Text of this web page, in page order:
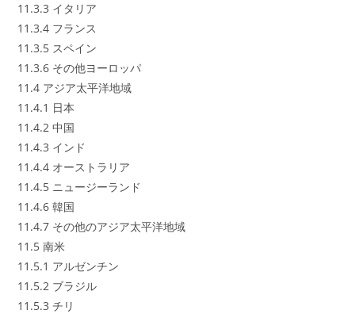
11.3.3 イタリア
11.3.4 フランス
11.3.5 スペイン
11.3.6 その他ヨーロッパ
11.4 アジア太平洋地域
11.4.1 日本
11.4.2 中国
11.4.3 インド
11.4.4 オーストラリア
11.4.5 ニュージーランド
11.4.6 韓国
11.4.7 その他のアジア太平洋地域
11.5 南米
11.5.1 アルゼンチン
11.5.2 ブラジル
11.5.3 チリ